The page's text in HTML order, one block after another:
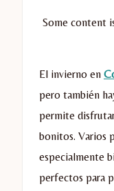
Some content
El invierno en
pero también
permite
bonitos. Varios
especialmente
perfectos para